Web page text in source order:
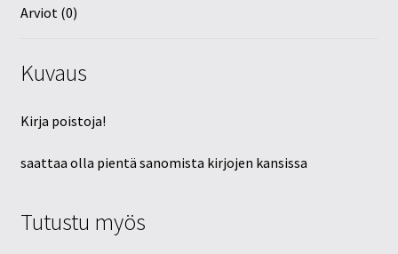
Arviot (0)
Kuvaus
Kirja poistoja!
saattaa olla pientä sanomista kirjojen kansissa
Tutustu myös